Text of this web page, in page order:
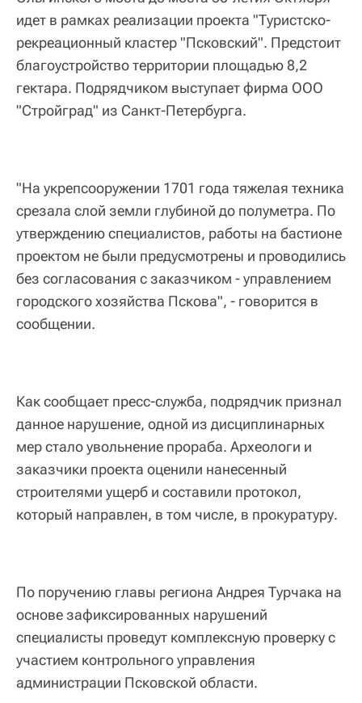
идет в рамках реализации проекта "Туристско-
рекреационный кластер "Псковский". Предстоит
благоустройство территории площадью 8,2
гектара. Подрядчиком выступает фирма ООО
"Стройград" из Санкт-Петербурга.
"На укрепсооружении 1701 года тяжелая техника
срезала слой земли глубиной до полуметра. По
утверждению специалистов, работы на бастионе
проектом не были предусмотрены и проводились
без согласования с заказчиком - управлением
городского хозяйства Пскова", - говорится в
сообщении.
Как сообщает пресс-служба, подрядчик признал
данное нарушение, одной из дисциплинарных
мер стало увольнение прораба. Археологи и
заказчики проекта оценили нанесенный
строителями ущерб и составили протокол,
который направлен, в том числе, в прокуратуру.
По поручению главы региона Андрея Турчака на
основе зафиксированных нарушений
специалисты проведут комплексную проверку с
участием контрольного управления
администрации Псковской области.